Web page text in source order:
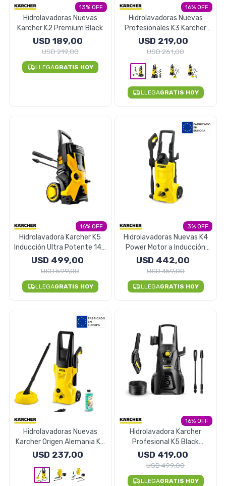
13
Hidrolavadoras Nuevas
Karcher K2 Premium Black
USD 189,00
USD219,00
LLEGAGRATIS HOY
16
Hidrolavadoras Nuevas
Profesionales K3 Karcher
Alemana - Basic
USD 219,00
USD261,00
LLEGAGRATIS HOY
16
Hidrolavadora Karcher K5
Inducción Ultra Potente 145
Bar
USD 499,00
USD599,00
LLEGAGRATIS HOY
3
Hidrolavadoras Nuevas K4
Power Motor a Inducción
Filtro en Frío Italia
USD 442,00
USD459,00
LLEGAGRATIS HOY
Hidrolavadoras Nuevas
Karcher Origen Alemania K2
- Home
USD 237,00
16
Hidrolavadora Karcher
Profesional K5 Black
Induccion 145 Bar 1900W
USD 419,00
USD499,00
LLEGAGRATIS HOY
Electrodomésticos
Deportes y Tiempo Libre
Bebés y Niños
Papelería
Ropa y Accesorios
Seguridad